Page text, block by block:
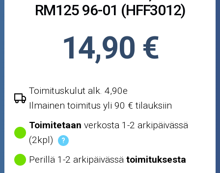
Työkalut
Outlet-tuotteet
RM125 96-01 (HFF3012)
14,90 €
Toimituskulut alk. 4,90e
Ilmainen toimitus yli 90 € tilauksiin
Toimitetaan verkosta 1-2 arkipäivässä
(2kpl)
?
Perillä 1-2 arkipäivässätoimituksesta